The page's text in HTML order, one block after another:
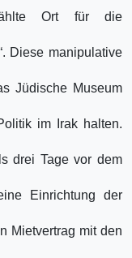
Ort für die
Diese manipulative
Jüdische Museum
im Irak halten.
drei Tage vor dem
Einrichtung der
Mietvertrag mit den